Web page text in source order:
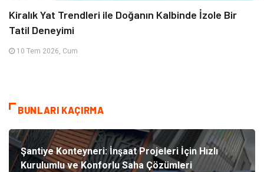
Kiralık Yat Trendleri ile Doğanın Kalbinde İzole Bir
Tatil Deneyimi
10 Tem 2026, Cum
BUNLARI KAÇIRMA
Şantiye Konteyneri: İnşaat Projeleri İçin Hızlı
Kurulumlu ve Konforlu Saha Çözümleri